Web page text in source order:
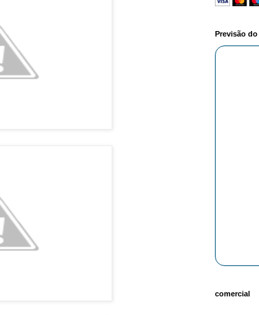
Previsão do
comercial